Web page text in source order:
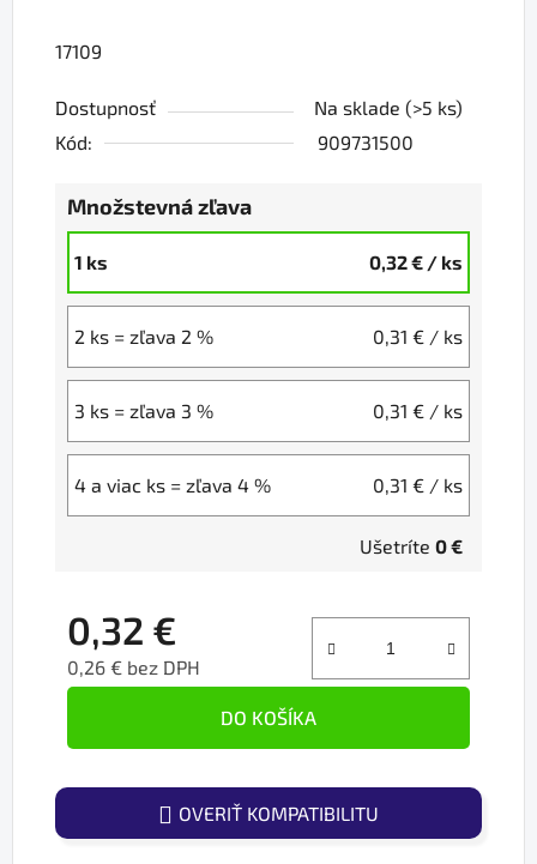
17109
Dostupnosť Na sklade (>5 ks)
Kód:
909731500
Množstevná zľava
1 ks 0,32 € / ks
2 ks = zľava 2 % 0,31 € / ks
3 ks = zľava 3 % 0,31 € / ks
4 a viac ks = zľava 4 % 0,31 € / ks
Ušetríte 0 €
0,32 €
0,26 € bez DPH
DO KOŠÍKA
OVERIŤ KOMPATIBILITU